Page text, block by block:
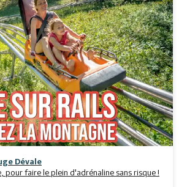
Dévale
pour faire le plein d'adrénaline sans risque !